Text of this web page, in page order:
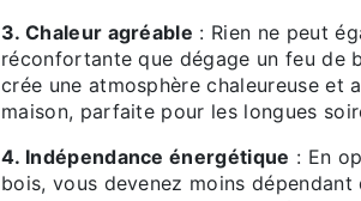
3. Chaleur agréable : Rien ne peut
réconfortante que dégage un feu de
crée une atmosphère chaleureuse et
maison, parfaite pour les longues
4. Indépendance énergétique : En
bois, vous devenez moins